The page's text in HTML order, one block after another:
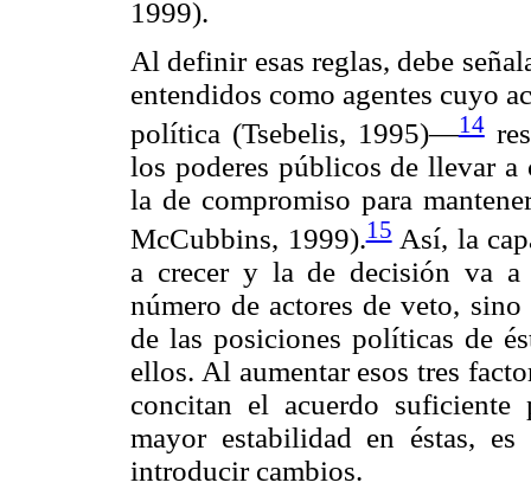
1999).
Al definir esas reglas, debe
entendidos como agentes cuyo
política (Tsebelis, 1995)—14
los poderes públicos de llevar
la de compromiso para
McCubbins, 1999).15Así, la
a crecer y la de decisión va
número de actores de veto,
de las posiciones políticas de
ellos. Al aumentar esos tres
concitan el acuerdo
mayor estabilidad en éstas,
introducir cambios.